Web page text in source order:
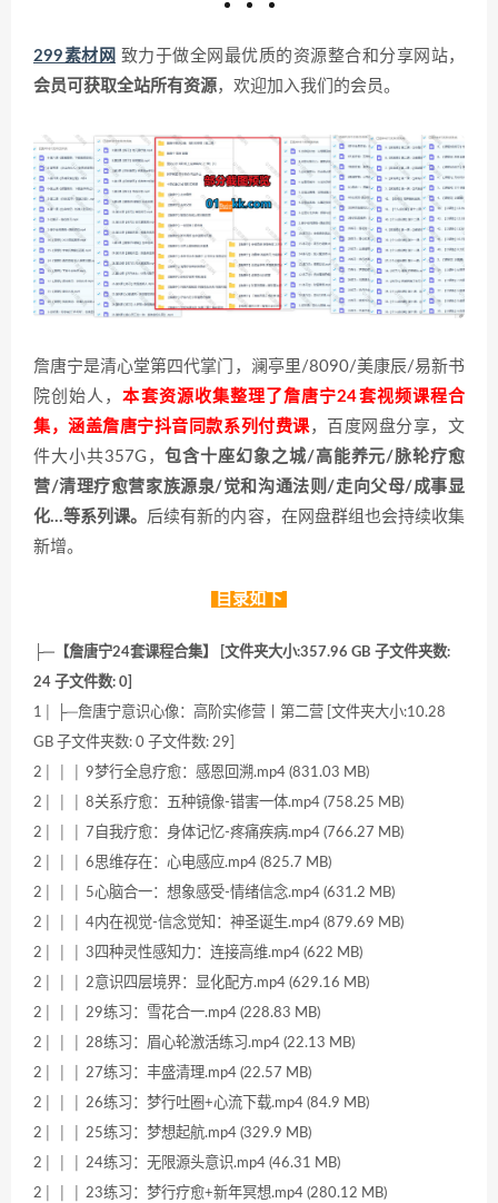
299素材网 致力于做全网最优质的资源整合和分享网站，
会员可获取全站所有资源，欢迎加入我们的会员。
詹唐宁是清心堂第四代掌门，澜亭里/8090/美康辰/易新书
院创始人，本套资源收集整理了詹唐宁24套视频课程合
集，涵盖詹唐宁抖音同款系列付费课，百度网盘分享，文
件大小共357G，包含十座幻象之城/高能养元/脉轮疗愈
营/清理疗愈营家族源泉/觉和沟通法则/走向父母/成事显
化…等系列课。 后续有新的内容，在网盘群组也会持续收集
新增。
目录如下
├─【詹唐宁24套课程合集】 [文件夹大小:357.96 GB 子文件夹数:
24 子文件数: 0]
1│ ├─詹唐宁意识心像：高阶实修营丨第二营 [文件夹大小:10.28
GB 子文件夹数: 0 子文件数: 29]
2│ │ │ 9梦行全息疗愈：感恩回溯.mp4 (831.03 MB)
2│ │ │ 8关系疗愈：五种镜像-错害一体.mp4 (758.25 MB)
2│ │ │ 7自我疗愈：身体记忆-疼痛疾病.mp4 (766.27 MB)
2│ │ │ 6思维存在：心电感应.mp4 (825.7 MB)
2│ │ │ 5心脑合一：想象感受-情绪信念.mp4 (631.2 MB)
2│ │ │ 4内在视觉-信念觉知：神圣诞生.mp4 (879.69 MB)
2│ │ │ 3四种灵性感知力：连接高维.mp4 (622 MB)
2│ │ │ 2意识四层境界：显化配方.mp4 (629.16 MB)
2│ │ │ 29练习：雪花合一.mp4 (228.83 MB)
2│ │ │ 28练习：眉心轮激活练习.mp4 (22.13 MB)
2│ │ │ 27练习：丰盛清理.mp4 (22.57 MB)
2│ │ │ 26练习：梦行吐圈+心流下载.mp4 (84.9 MB)
2│ │ │ 25练习：梦想起航.mp4 (329.9 MB)
2│ │ │ 24练习：无限源头意识.mp4 (46.31 MB)
2│ │ │ 23练习：梦行疗愈+新年冥想.mp4 (280.12 MB)